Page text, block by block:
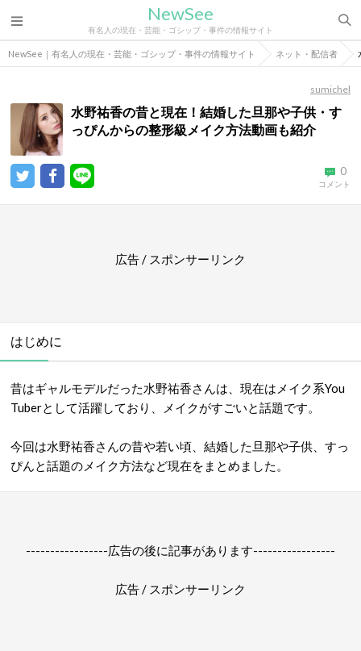
NewSee
有名人の現在・芸能・ゴシップ・事件の情報サイト
NewSee｜有名人の現在・芸能・ゴシップ・事件の情報サイト ネット・配信者
sumichel
水野祐香の昔と現在！結婚した旦那や子供・す
っぴんからの整形級メイク方法動画も紹介
0
コメント
広告 / スポンサーリンク
はじめに
昔はギャルモデルだった水野祐香さんは、現在はメイク系You
Tuberとして活躍しており、メイクがすごいと話題です。
今回は水野祐香さんの昔や若い頃、結婚した旦那や子供、すっ
ぴんと話題のメイク方法など現在をまとめました。
-----------------広告の後に記事があります-----------------
広告 / スポンサーリンク